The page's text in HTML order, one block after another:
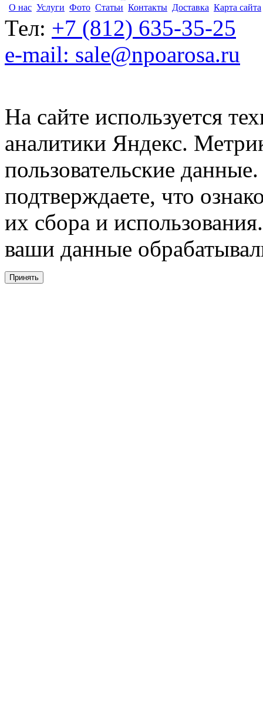
О нас Услуги Фото Статьи Контакты Доставка Карта сайта
Тел: +7 (812) 635-35-25
e-mail: sale@npoarosa.ru
На сайте используется
аналитики Яндекс.
пользовательские
подтверждаете, что
их сбора и
ваши данные
Принять